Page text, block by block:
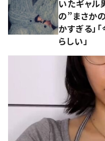
いたギャル
の”まさかの
かすぎる」
らしい」